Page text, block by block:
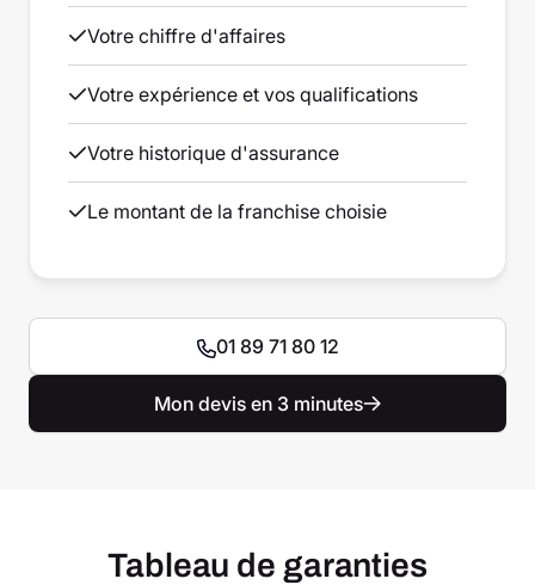
Votre chiffre d'affaires
Votre expérience et vos qualifications
Votre historique d'assurance
Le montant de la franchise choisie
01 89 71 80 12
Mon devis en 3 minutes
Tableau de garanties